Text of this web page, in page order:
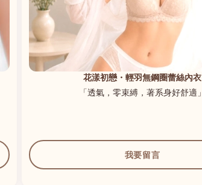
花漾初戀・輕羽無鋼圈蕾絲內衣
「透氣，零束縛，著系身好舒適」
我要留言